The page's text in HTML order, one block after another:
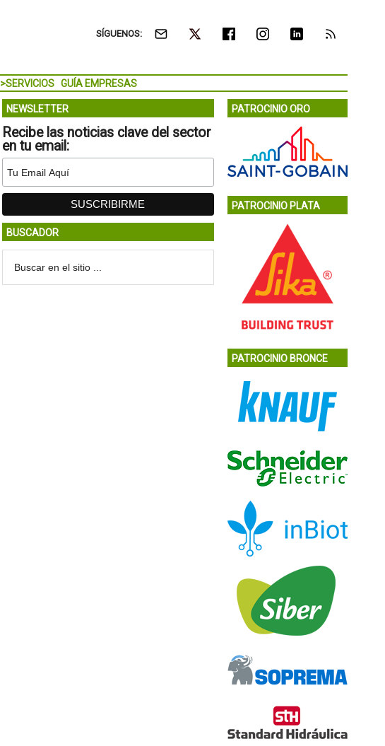
SÍGUENOS:
>SERVICIOS GUÍA EMPRESAS
NEWSLETTER
Recibe las noticias clave del sector
en tu email:
BUSCADOR
PATROCINIO ORO
PATROCINIO PLATA
PATROCINIO BRONCE